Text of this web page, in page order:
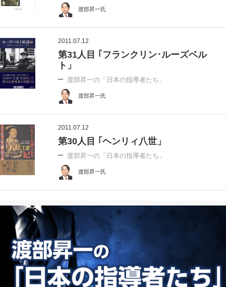
渡部昇一氏
2011.07.12
第31人目 ｢フランクリン･ルーズベル
ト」
渡部昇一の「日本の指導者たち」
渡部昇一氏
2011.07.12
第30人目 ｢ヘンリィ八世」
渡部昇一の「日本の指導者たち」
渡部昇一氏